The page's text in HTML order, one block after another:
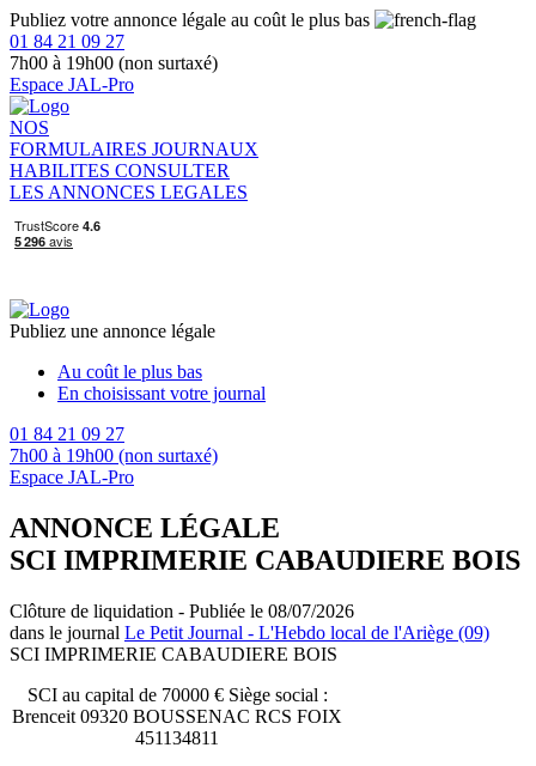
Publiez votre annonce légale au coût le plus bas
01 84 21 09 27
7h00 à 19h00 (non surtaxé)
Espace JAL-Pro
NOS
FORMULAIRES JOURNAUX
HABILITES CONSULTER
LES ANNONCES LEGALES
Publiez une annonce légale
Au coût le plus bas
En choisissant votre journal
01 84 21 09 27
7h00 à 19h00 (non surtaxé)
Espace JAL-Pro
ANNONCE LÉGALE
SCI IMPRIMERIE CABAUDIERE BOIS
Clôture de liquidation - Publiée le 08/07/2026
dans le journal Le Petit Journal - L'Hebdo local de l'Ariège (09)
SCI IMPRIMERIE CABAUDIERE BOIS
SCI au capital de 70000 € Siège social :
Brenceit 09320 BOUSSENAC RCS FOIX
451134811